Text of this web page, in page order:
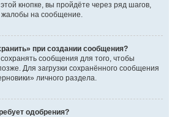
кнопке, вы пройдёте через ряд шагов,
жалобы на сообщение.
при создании сообщения?
сообщения для того, чтобы
Для загрузки сохранённого сообщения
личного раздела.
одобрения?